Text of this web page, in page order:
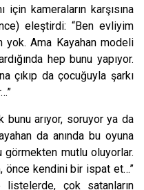
için kameraların karşısına
eleştirdi: “Ben evliyim
Ama Kayahan modeli
hep bunu yapıyor.
çıkıp da çocuğuyla şarkı
bunu arıyor, soruyor ya da
da anında bu oyuna
görmekten mutlu oluyorlar.
önce kendini bir ispat et…”
listelerde, çok satanların